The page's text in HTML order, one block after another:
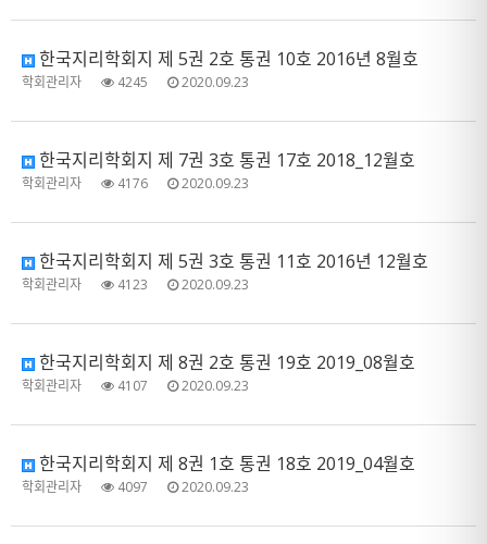
한국지리학회지 제 5권 2호 통권 10호 2016년 8월호
학회관리자 4245 2020.09.23
한국지리학회지 제 7권 3호 통권 17호 2018_12월호
학회관리자 4176 2020.09.23
한국지리학회지 제 5권 3호 통권 11호 2016년 12월호
학회관리자 4123 2020.09.23
한국지리학회지 제 8권 2호 통권 19호 2019_08월호
학회관리자 4107 2020.09.23
한국지리학회지 제 8권 1호 통권 18호 2019_04월호
학회관리자 4097 2020.09.23